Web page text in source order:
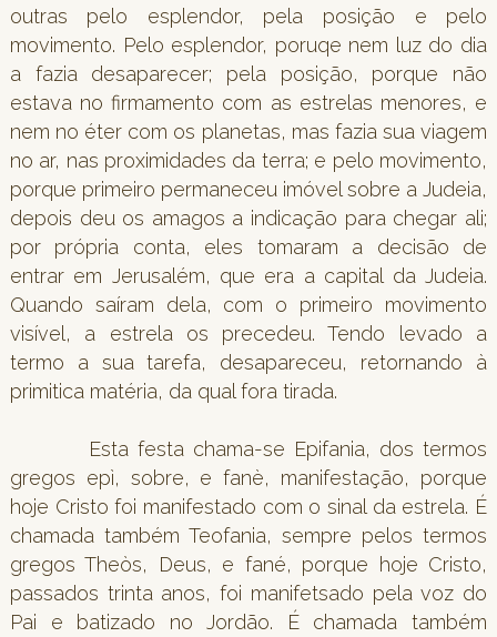
outras pelo esplendor, pela posição e pelo
movimento. Pelo esplendor, poruqe nem luz do dia
a fazia desaparecer; pela posição, porque não
estava no firmamento com as estrelas menores, e
nem no éter com os planetas, mas fazia sua viagem
no ar, nas proximidades da terra; e pelo movimento,
porque primeiro permaneceu imóvel sobre a Judeia,
depois deu os amagos a indicação para chegar ali;
por própria conta, eles tomaram a decisão de
entrar em Jerusalém, que era a capital da Judeia.
Quando saíram dela, com o primeiro movimento
visível, a estrela os precedeu. Tendo levado a
termo a sua tarefa, desapareceu, retornando à
primitica matéria, da qual fora tirada.
Esta festa chama-se Epifania, dos termos
gregos epì, sobre, e fanè, manifestação, porque
hoje Cristo foi manifestado com o sinal da estrela. É
chamada também Teofania, sempre pelos termos
gregos Theòs, Deus, e fané, porque hoje Cristo,
passados trinta anos, foi manifetsado pela voz do
Pai e batizado no Jordão. É chamada também